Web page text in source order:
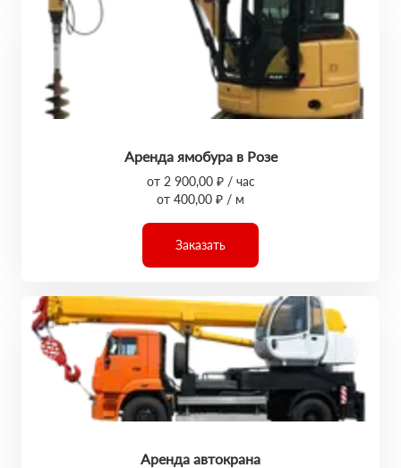
Аренда ямобура в Розе
от 2 900,00 ₽ / час
от 400,00 ₽ / м
Заказать
Аренда автокрана